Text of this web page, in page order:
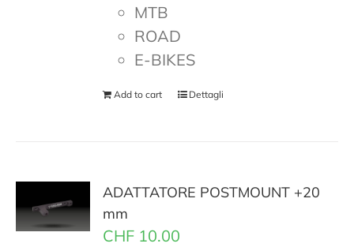
MTB
ROAD
E-BIKES
Add to cart Dettagli
ADATTATORE POSTMOUNT +20
mm
CHF 10.00